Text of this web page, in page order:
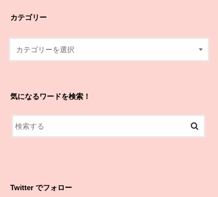
カテゴリー
気になるワードを検索！
Twitter でフォロー